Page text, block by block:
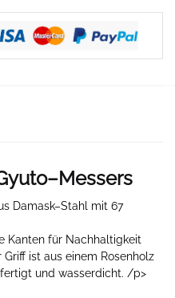
–Messers
Damask–Stahl mit 67
Kanten für Nachhaltigkeit
ist aus einem Rosenholz
und wasserdicht. /p>